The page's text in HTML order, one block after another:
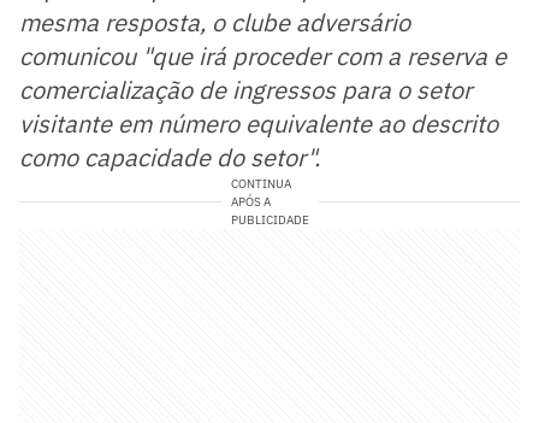
mesma resposta, o clube adversário
comunicou "que irá proceder com a reserva e
comercialização de ingressos para o setor
visitante em número equivalente ao descrito
como capacidade do setor".
CONTINUA
APÓS A
PUBLICIDADE